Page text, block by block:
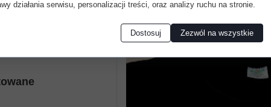
działania serwisu, personalizacji treści, oraz analizy ruchu na stronie.
Dostosuj Zezwól na wszystkie